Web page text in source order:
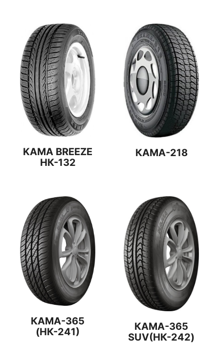
KAMA BREEZE
НК-132
КАМА-218
КАМА-365
(НК-241)
КАМА-365
SUV(НК-242)